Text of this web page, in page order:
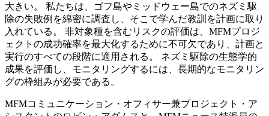
大きい。 私たちは、ゴフ島やミッドウェー島でのネズミ駆
除の失敗例を綿密に調査し、そこで学んだ教訓を計画に取り
入れている。 非対象種を含むリスクの評価は、MFMプロジ
ェクトの成功確率を最大化するために不可欠であり、計画と
実行のすべての段階に適用される。 ネズミ駆除の生態学的
成果を評価し、モニタリングするには、長期的なモニタリン
グの枠組みが必要である。
MFMコミュニケーション・オフィサー兼プロジェクト・ア